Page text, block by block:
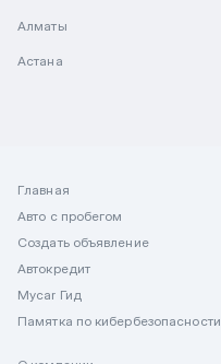
Алматы
Астана
Главная
Авто с пробегом
Создать объявление
Автокредит
Mycar Гид
Памятка по кибербезопасности